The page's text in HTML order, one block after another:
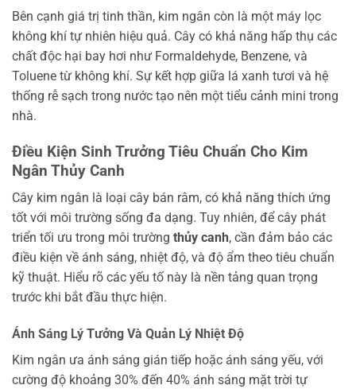
Bên cạnh giá trị tinh thần, kim ngân còn là một máy lọc
không khí tự nhiên hiệu quả. Cây có khả năng hấp thụ các
chất độc hại bay hơi như Formaldehyde, Benzene, và
Toluene từ không khí. Sự kết hợp giữa lá xanh tươi và hệ
thống rễ sạch trong nước tạo nên một tiểu cảnh mini trong
nhà.
Điều Kiện Sinh Trưởng Tiêu Chuẩn Cho Kim
Ngân Thủy Canh
Cây kim ngân là loại cây bán râm, có khả năng thích ứng
tốt với môi trường sống đa dạng. Tuy nhiên, để cây phát
triển tối ưu trong môi trường thủy canh, cần đảm bảo các
điều kiện về ánh sáng, nhiệt độ, và độ ẩm theo tiêu chuẩn
kỹ thuật. Hiểu rõ các yếu tố này là nền tảng quan trọng
trước khi bắt đầu thực hiện.
Ánh Sáng Lý Tưởng Và Quản Lý Nhiệt Độ
Kim ngân ưa ánh sáng gián tiếp hoặc ánh sáng yếu, với
cường độ khoảng 30% đến 40% ánh sáng mặt trời tự